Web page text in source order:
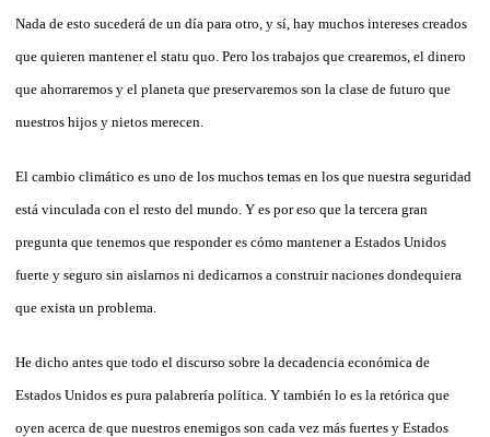
Nada de esto sucederá de un día para otro, y sí, hay muchos intereses creados
que quieren mantener el statu quo. Pero los trabajos que crearemos, el dinero
que ahorraremos y el planeta que preservaremos son la clase de futuro que
nuestros hijos y nietos merecen.
El cambio climático es uno de los muchos temas en los que nuestra seguridad
está vinculada con el resto del mundo. Y es por eso que la tercera gran
pregunta que tenemos que responder es cómo mantener a Estados Unidos
fuerte y seguro sin aislarnos ni dedicarnos a construir naciones dondequiera
que exista un problema.
He dicho antes que todo el discurso sobre la decadencia económica de
Estados Unidos es pura palabrería política. Y también lo es la retórica que
oyen acerca de que nuestros enemigos son cada vez más fuertes y Estados